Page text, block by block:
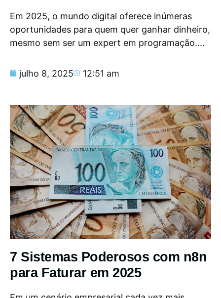
Em 2025, o mundo digital oferece inúmeras
oportunidades para quem quer ganhar dinheiro,
mesmo sem ser um expert em programação....
julho 8, 2025 12:51 am
7 Sistemas Poderosos com n8n
para Faturar em 2025